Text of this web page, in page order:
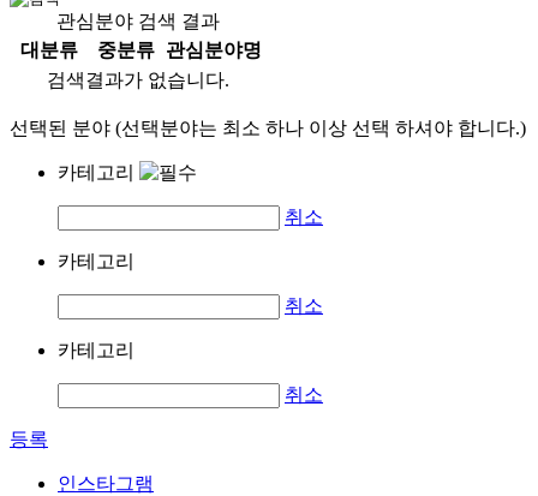
관심분야 검색 결과
대분류
중분류
관심분야명
검색결과가 없습니다.
선택된 분야 (선택분야는 최소 하나 이상 선택 하셔야 합니다.)
카테고리
취소
카테고리
취소
카테고리
취소
등록
인스타그램